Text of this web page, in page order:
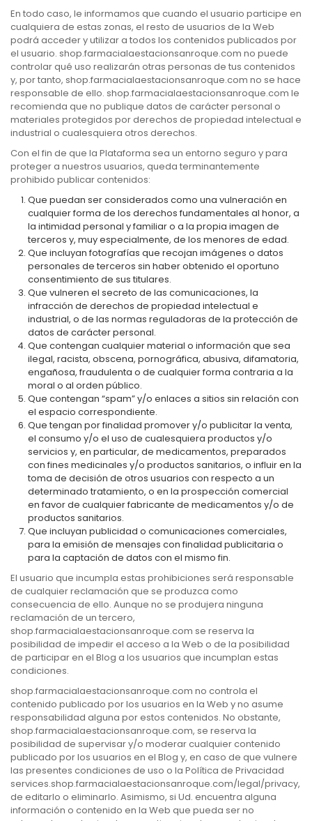
En todo caso, le informamos que cuando el usuario participe en
cualquiera de estas zonas, el resto de usuarios de la Web
podrá acceder y utilizar a todos los contenidos publicados por
el usuario. shop.farmacialaestacionsanroque.com no puede
controlar qué uso realizarán otras personas de tus contenidos
y, por tanto, shop.farmacialaestacionsanroque.com no se hace
responsable de ello. shop.farmacialaestacionsanroque.com le
recomienda que no publique datos de carácter personal o
materiales protegidos por derechos de propiedad intelectual e
industrial o cualesquiera otros derechos.
Con el fin de que la Plataforma sea un entorno seguro y para
proteger a nuestros usuarios, queda terminantemente
prohibido publicar contenidos:
Que puedan ser considerados como una vulneración en
cualquier forma de los derechos fundamentales al honor, a
la intimidad personal y familiar o a la propia imagen de
terceros y, muy especialmente, de los menores de edad.
Que incluyan fotografías que recojan imágenes o datos
personales de terceros sin haber obtenido el oportuno
consentimiento de sus titulares.
Que vulneren el secreto de las comunicaciones, la
infracción de derechos de propiedad intelectual e
industrial, o de las normas reguladoras de la protección de
datos de carácter personal.
Que contengan cualquier material o información que sea
ilegal, racista, obscena, pornográfica, abusiva, difamatoria,
engañosa, fraudulenta o de cualquier forma contraria a la
moral o al orden público.
Que contengan “spam” y/o enlaces a sitios sin relación con
el espacio correspondiente.
Que tengan por finalidad promover y/o publicitar la venta,
el consumo y/o el uso de cualesquiera productos y/o
servicios y, en particular, de medicamentos, preparados
con fines medicinales y/o productos sanitarios, o influir en la
toma de decisión de otros usuarios con respecto a un
determinado tratamiento, o en la prospección comercial
en favor de cualquier fabricante de medicamentos y/o de
productos sanitarios.
Que incluyan publicidad o comunicaciones comerciales,
para la emisión de mensajes con finalidad publicitaria o
para la captación de datos con el mismo fin.
El usuario que incumpla estas prohibiciones será responsable
de cualquier reclamación que se produzca como
consecuencia de ello. Aunque no se produjera ninguna
reclamación de un tercero,
shop.farmacialaestacionsanroque.com se reserva la
posibilidad de impedir el acceso a la Web o de la posibilidad
de participar en el Blog a los usuarios que incumplan estas
condiciones.
shop.farmacialaestacionsanroque.com no controla el
contenido publicado por los usuarios en la Web y no asume
responsabilidad alguna por estos contenidos. No obstante,
shop.farmacialaestacionsanroque.com, se reserva la
posibilidad de supervisar y/o moderar cualquier contenido
publicado por los usuarios en el Blog y, en caso de que vulnere
las presentes condiciones de uso o la Política de Privacidad
services.shop.farmacialaestacionsanroque.com/legal/privacy,
de editarlo o eliminarlo. Asimismo, si Ud. encuentra alguna
información o contenido en la Web que pueda ser no